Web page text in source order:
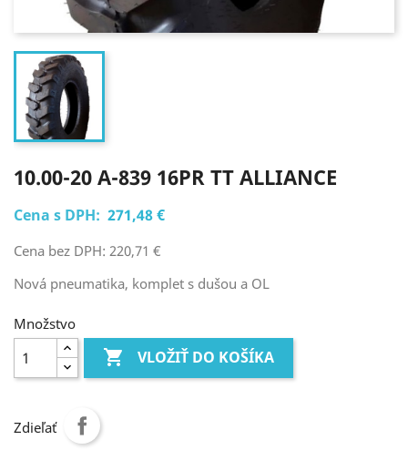
10.00-20 A-839 16PR TT ALLIANCE
Cena s DPH: 271,48 €
Cena bez DPH: 220,71 €
Nová pneumatika, komplet s dušou a OL
Množstvo
 VLOŽIŤ DO KOŠÍKA
Zdieľať